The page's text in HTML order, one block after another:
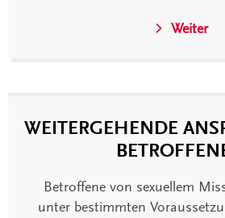
Weiter
WEITERGEHENDE
Betroffene von sexuellem
unter bestimmten